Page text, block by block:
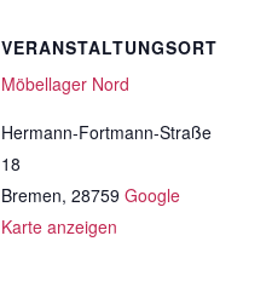
VERANSTALTUNGSORT
Möbellager Nord
Hermann-Fortmann-Straße
18
Bremen, 28759 Google
Karte anzeigen